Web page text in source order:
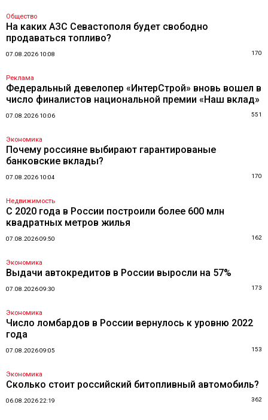
Общество
На каких АЗС Севастополя будет свободно
продаваться топливо?
07.08.2026 10:08 170
Реклама
Федеральный девелопер «ИнтерСтрой» вновь вошел в
число финалистов национальной премии «Наш вклад»
07.08.2026 10:06 551
Экономика
Почему россияне выбирают гарантированые
банковские вклады?
07.08.2026 10:04 170
Недвижимость
С 2020 года в России построили более 600 млн
квадратных метров жилья
07.08.2026 09:50 162
Экономика
Выдачи автокредитов в России выросли на 57%
07.08.2026 09:30 173
Экономика
Число ломбардов в России вернулось к уровню 2022
года
07.08.2026 09:05 153
Экономика
Сколько стоит российский битопливный автомобиль?
06.08.2026 22:19 362